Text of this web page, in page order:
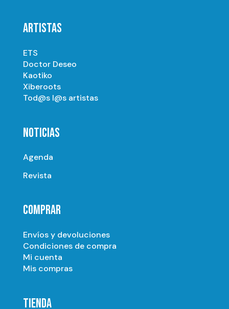
ARTISTAS
ETS
Doctor Deseo
Kaotiko
Xiberoots
Tod@s l@s artistas
NOTICIAS
Agenda
Revista
COMPRAR
Envíos y devoluciones
Condiciones de compra
Mi cuenta
Mis compras
TIENDA